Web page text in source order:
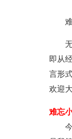
即从
言形
欢迎
难忘